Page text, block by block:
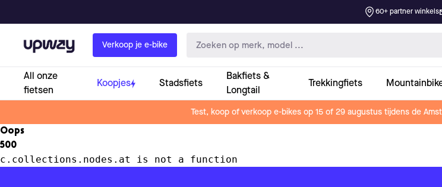
60+ partner winkels
Upway Verkoop je e-bike
All onze
fietsen
Koopjes Stadsfiets
Bakfiets &
Longtail
Trekkingfiets
Test, koop of verkoop e-bikes op 15 of 29 augustus tijdens de
Oops
500
c.collections.nodes.at is not a function